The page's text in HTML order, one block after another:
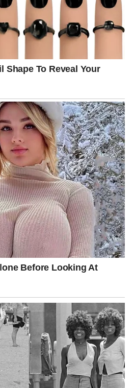
IZDRŽLJIVOST
PRAVDU
oseća duboko, ali ne voli da
sigurna da je na sigurnom.
što sve nosi u sebi: brige,
koje niko drugi ne vidi.
da drži pod kontrolom
nego za sebe
umeli da cene njen trud
savršena, čak i kad se raspada
I sada svet vraća.
ono što joj najviše znači:
bolja pozicija ili prilika